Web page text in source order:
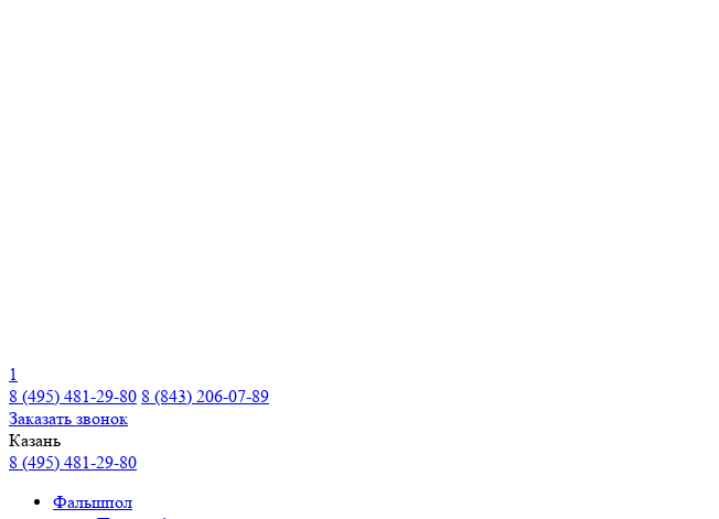
1
8 (495) 481-29-80 8 (843) 206-07-89
Заказать звонок
Казань
8 (495) 481-29-80
Фальшпол